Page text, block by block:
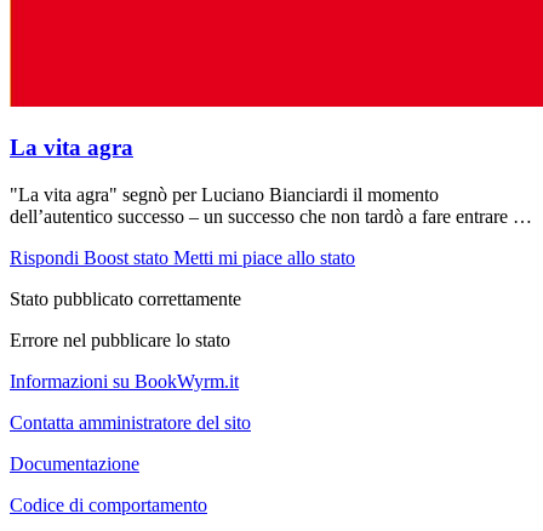
La vita agra
"La vita agra" segnò per Luciano Bianciardi il momento
dell’autentico successo – un successo che non tardò a fare entrare …
Rispondi Boost stato Metti mi piace allo stato
Stato pubblicato correttamente
Errore nel pubblicare lo stato
Informazioni su BookWyrm.it
Contatta amministratore del sito
Documentazione
Codice di comportamento